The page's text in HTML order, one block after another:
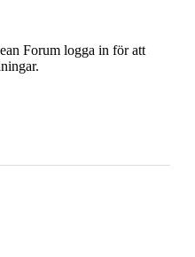
Forum logga in för att